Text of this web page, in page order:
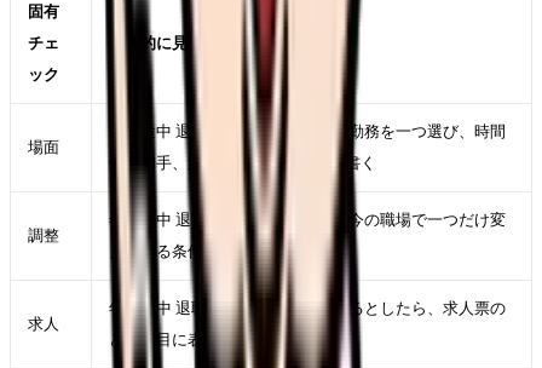
固有
チェ
ック
具体的に見ること
場面
年度途中 退職が強くなった直近の勤務を一つ選び、時間
帯、相手、業務、体調を具体的に書く
調整
年度途中 退職を軽くするために、今の職場で一つだけ変
えられる条件を決める
求人
年度途中 退職が次の職場でも起きるとしたら、求人票の
どの項目に表れるかを考える